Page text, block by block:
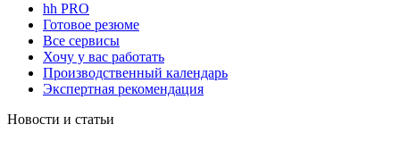
hh PRO
Готовое резюме
Все сервисы
Хочу у вас работать
Производственный календарь
Экспертная рекомендация
Новости и статьи